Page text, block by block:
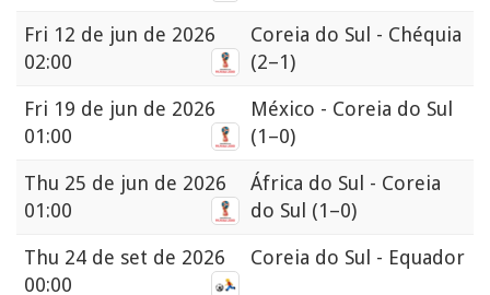
Fri 12 de jun de 2026
02:00
Coreia do Sul - Chéquia
(2–1)
Fri 19 de jun de 2026
01:00
México - Coreia do Sul
(1–0)
Thu 25 de jun de 2026
01:00
África do Sul - Coreia
do Sul (1–0)
Thu 24 de set de 2026
00:00
Coreia do Sul - Equador